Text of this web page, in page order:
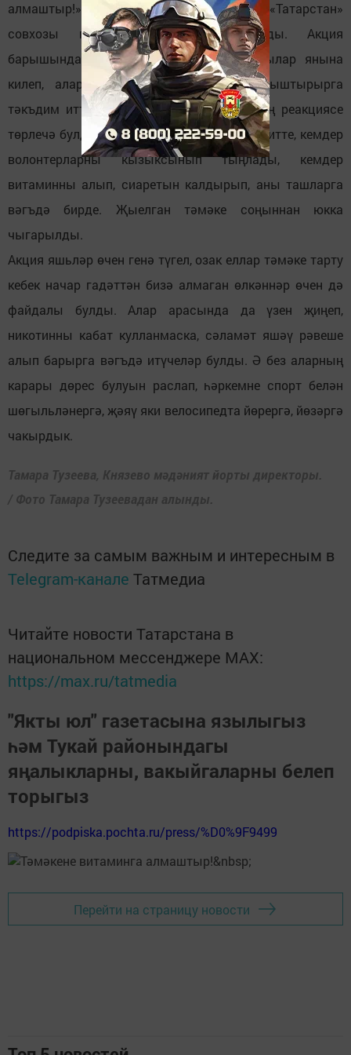
алмаштыр!» дигән акция үткәрделәр. Чара «Татарстан»
совхозы поселогының үзәгендә узды. Акция
барышында волонтерлар тәмәке тартучылар янына
килеп, аларга сигаретны витаминга алыштырырга
тәкъдим иттеләр. Әлбәттә, тартучыларның реакциясе
төрлечә булды. Кемдер дәшми генә узып китте, кемдер
волонтерларны кызыксынып тыңлады, кемдер
витаминны алып, сиаретын калдырып, аны ташларга
вәгъдә бирде. Җыелган тәмәке соңыннан юкка
чыгарылды.
Акция яшьләр өчен генә түгел, озак еллар тәмәке тарту
кебек начар гадәттән бизә алмаган өлкәннәр өчен дә
файдалы булды. Алар арасында да үзен җиңеп,
никотинны кабат кулланмаска, сәламәт яшәү рәвеше
алып барырга вәгъдә итүчеләр булды. Ә без аларның
карары дөрес булуын раслап, һәркемне спорт белән
шөгыльләнергә, җәяү яки велосипедта йөрергә, йөзәргә
чакырдык.
Тамара Тузеева, Князево мәдәният йорты директоры.
/ Фото Тамара Тузеевадан алынды.
Следите за самым важным и интересным в
Telegram-канале Татмедиа
Читайте новости Татарстана в
национальном мессенджере MАХ:
https://max.ru/tatmedia
"Якты юл" газетасына язылыгыз
һәм Тукай районындагы
яңалыкларны, вакыйгаларны белеп
торыгыз
https://podpiska.pochta.ru/press/%D0%9F9499
Перейти на страницу новости